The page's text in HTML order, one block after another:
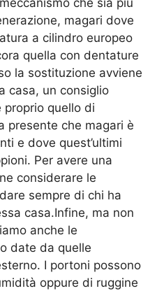
che sia più
magari dove
a cilindro europeo
quella con dentature
la sostituzione avviene
casa, un consiglio
quello di
presente che magari è
e dove quest’ultimi
Per avere una
considerare le
sempre di chi ha
casa.Infine, ma non
anche le
date da quelle
I portoni possono
oppure di ruggine